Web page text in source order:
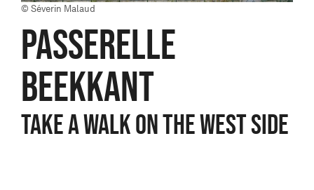
© Séverin Malaud
PASSERELLE
BEEKKANT
TAKE A WALK ON THE WEST SIDE